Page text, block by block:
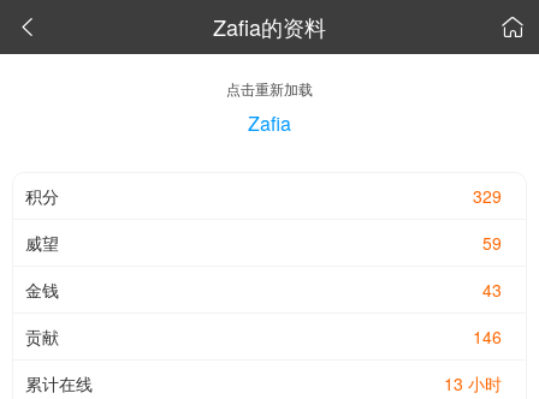
 Zafia的资料 
点击重新加载
Zafia
329
积分
59
威望
43
金钱
146
贡献
13 小时
累计在线